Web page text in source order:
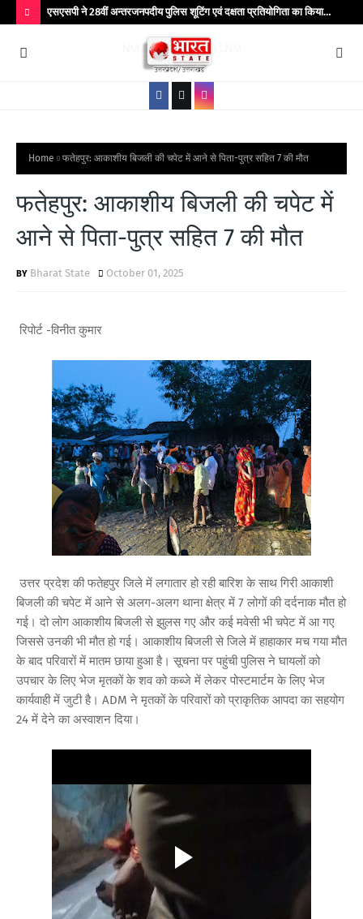
O
S
से
एसएसपी ने 28वीं अन्तरजनपदीय पुलिस शूटिंग एवं दक्षता प्रतियोगिता का किया
Home फतेहपुर: आकाशीय बिजली की चपेट में आने से पिता-पुत्र सहित 7 की मौत
फतेहपुर: आकाशीय बिजली की चपेट में
आने से पिता-पुत्र सहित 7 की मौत
Bharat State October 01, 2025
रिपोर्ट -विनीत कुमार
उत्तर प्रदेश की फतेहपुर जिले में लगातार हो रही बारिश के साथ गिरी आकाशी
बिजली की चपेट में आने से अलग-अलग थाना क्षेत्र में 7 लोगों की दर्दनाक मौत हो
गई। दो लोग आकाशीय बिजली से झुलस गए और कई मवेसी भी चपेट में आ गए
जिससे उनकी भी मौत हो गई। आकाशीय बिजली से जिले में हाहाकार मच गया मौत
के बाद परिवारों में मातम छाया हुआ है। सूचना पर पहुंची पुलिस ने घायलों को
उपचार के लिए भेज मृतकों के शव को कब्जे में लेकर पोस्टमार्टम के लिए भेज
कार्यवाही में जुटी है। ADM ने मृतकों के परिवारों को प्राकृतिक आपदा का सहयोग
24 में देने का अस्वाशन दिया।